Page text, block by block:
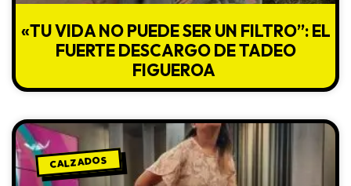
«TU VIDA NO PUEDE SER UN FILTRO”: EL
FUERTE DESCARGO DE TADEO
FIGUEROA
CALZADOS